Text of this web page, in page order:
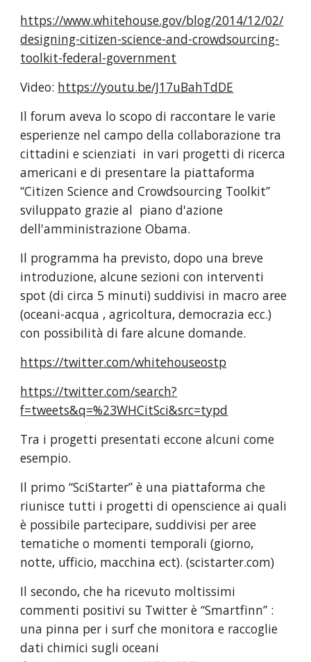
https://www.whitehouse.gov/blog/2014/12/02/
designing-citizen-science-and-crowdsourcing-
toolkit-federal-government
Video: https://youtu.be/J17uBahTdDE
Il forum aveva lo scopo di raccontare le varie
esperienze nel campo della collaborazione tra
cittadini e scienziati  in vari progetti di ricerca
americani e di presentare la piattaforma
“Citizen Science and Crowdsourcing Toolkit”
sviluppato grazie al  piano d'azione
dell'amministrazione Obama.
Il programma ha previsto, dopo una breve
introduzione, alcune sezioni con interventi
spot (di circa 5 minuti) suddivisi in macro aree
(oceani-acqua , agricoltura, democrazia ecc.)
con possibilità di fare alcune domande.
https://twitter.com/whitehouseostp
https://twitter.com/search?
f=tweets&q=%23WHCitSci&src=typd
Tra i progetti presentati eccone alcuni come
esempio.
Il primo “SciStarter” è una piattaforma che
riunisce tutti i progetti di openscience ai quali
è possibile partecipare, suddivisi per aree
tematiche o momenti temporali (giorno,
notte, ufficio, macchina ect). (scistarter.com)
Il secondo, che ha ricevuto moltissimi
commenti positivi su Twitter è “Smartfinn” :
una pinna per i surf che monitora e raccoglie
dati chimici sugli oceani